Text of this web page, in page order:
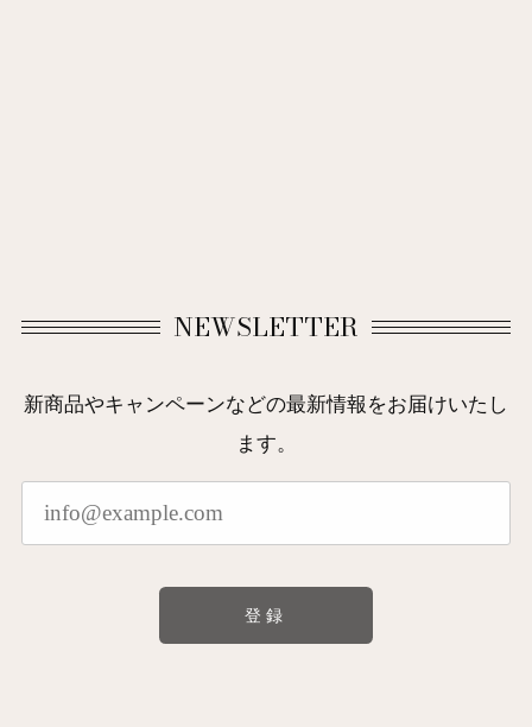
NEWSLETTER
新商品やキャンペーンなどの最新情報をお届けいたし
ます。
登録